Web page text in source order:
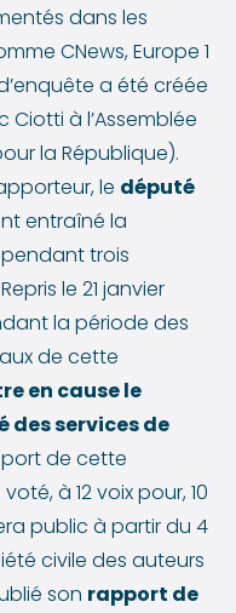
dans les
CNews, Europe 1
a été créée
Ciotti à l’Assemblée
la République).
le député
entraîné la
trois
le 21 janvier
la période des
de cette
en cause le
services de
de cette
à 12 voix pour, 10
public à partir du 4
civile des auteurs
son rapport de